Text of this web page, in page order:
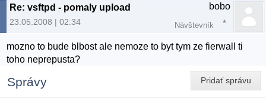
Re: vsftpd - pomaly upload
23.05.2008 | 02:34
bobo
Návštevník
mozno to bude blbost ale nemoze to byt tym ze fierwall ti
toho neprepusta?
Pridať správu
Správy